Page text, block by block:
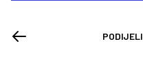
PODIJELI